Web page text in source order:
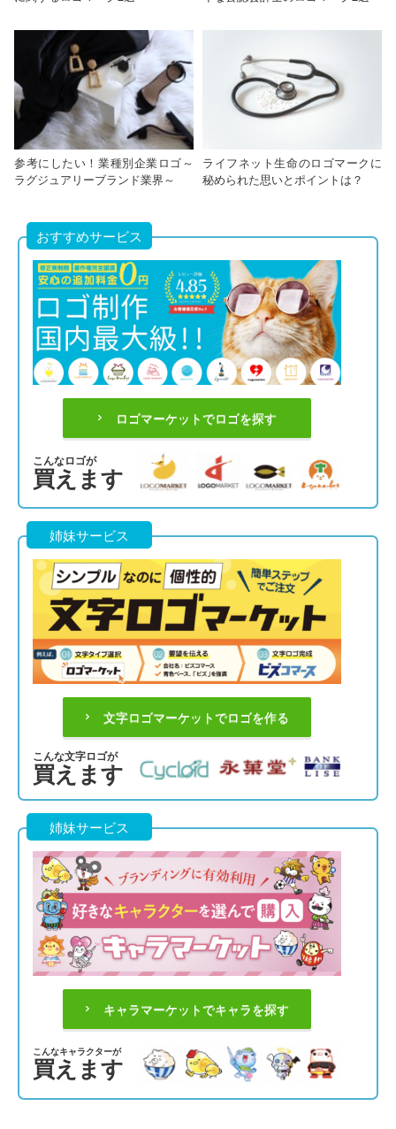
参考にしたい！業種別企業ロゴ～
ラグジュアリーブランド業界～
ライフネット生命のロゴマークに
秘められた思いとポイントは？
おすすめサービス
ロゴマーケットでロゴを探す
こんなロゴが
買えます
姉妹サービス
文字ロゴマーケットでロゴを作る
こんな文字ロゴが
買えます
姉妹サービス
キャラマーケットでキャラを探す
こんなキャラクターが
買えます